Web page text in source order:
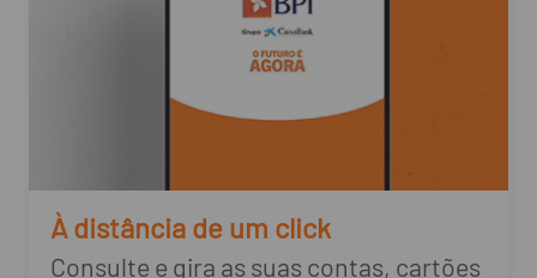
À distância de um click
Consulte e gira as suas contas, cartões